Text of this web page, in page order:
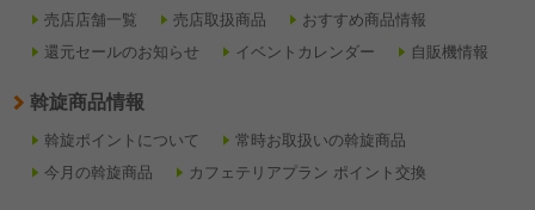
売店店舗一覧 売店取扱商品
おすすめ商品情報
還元セールのお知らせ
イベントカレンダー 自販機情報
斡旋商品情報
斡旋ポイントについて
常時お取扱いの斡旋商品
今月の斡旋商品
カフェテリアプラン ポイント交換